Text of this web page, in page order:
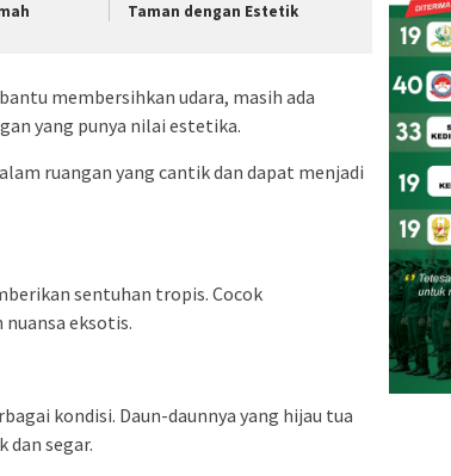
Taman dengan Estetik
membersihkan udara, masih ada
yang punya nilai estetika.
ruangan yang cantik dan dapat menjadi
sentuhan tropis. Cocok
eksotis.
kondisi. Daun-daunnya yang hijau tua
segar.